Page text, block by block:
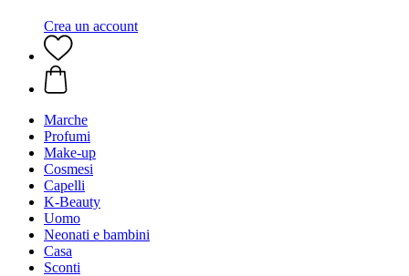
Crea un account
Marche
Profumi
Make-up
Cosmesi
Capelli
K-Beauty
Uomo
Neonati e bambini
Casa
Sconti